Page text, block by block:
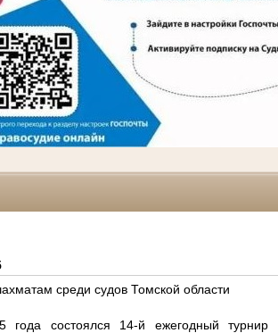
среди судов Томской области
состоялся 14-й ежегодный турнир